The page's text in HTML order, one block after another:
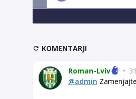
KOMENTARJI
Roman-Lviv •
@admin